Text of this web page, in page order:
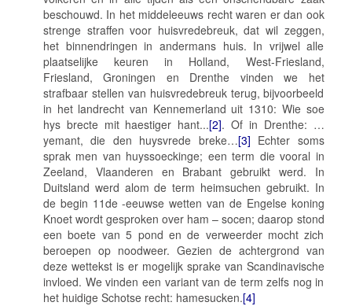
beschouwd. In het middeleeuws recht waren er dan ook
strenge straffen voor huisvredebreuk, dat wil zeggen,
het binnendringen in andermans huis. In vrijwel alle
plaatselijke keuren in Holland, West-Friesland,
Friesland, Groningen en Drenthe vinden we het
strafbaar stellen van huisvredebreuk terug, bijvoorbeeld
in het landrecht van Kennemerland uit 1310: Wie soe
hys brecte mit haestiger hant...[2]. Of in Drenthe: …
yemant, die den huysvrede breke…[3] Echter soms
sprak men van huyssoeckinge; een term die vooral in
Zeeland, Vlaanderen en Brabant gebruikt werd. In
Duitsland werd alom de term heimsuchen gebruikt. In
de begin 11de -eeuwse wetten van de Engelse koning
Knoet wordt gesproken over ham – socen; daarop stond
een boete van 5 pond en de verweerder mocht zich
beroepen op noodweer. Gezien de achtergrond van
deze wettekst is er mogelijk sprake van Scandinavische
invloed. We vinden een variant van de term zelfs nog in
het huidige Schotse recht: hamesucken.[4]